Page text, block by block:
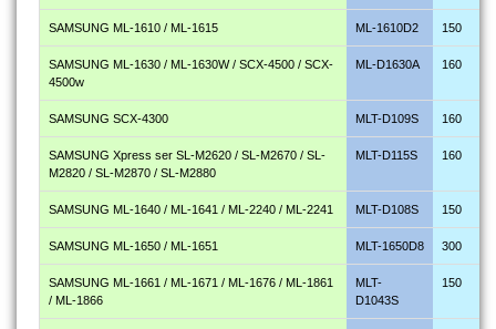
SAMSUNG ML-1610 / ML-1615 ML-1610D2 150
SAMSUNG ML-1630 / ML-1630W / SCX-4500 / SCX-
4500w
ML-D1630A 160
SAMSUNG SCX-4300 MLT-D109S 160
SAMSUNG Xpress ser SL-M2620 / SL-M2670 / SL-
M2820 / SL-M2870 / SL-M2880
MLT-D115S 160
SAMSUNG ML-1640 / ML-1641 / ML-2240 / ML-2241 MLT-D108S 150
SAMSUNG ML-1650 / ML-1651 MLT-1650D8 300
SAMSUNG ML-1661 / ML-1671 / ML-1676 / ML-1861
/ ML-1866
MLT-
D1043S
150